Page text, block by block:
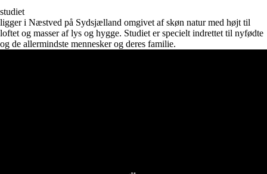
børn/familie
studiet
ligger i Næstved på Sydsjælland omgivet af skøn natur med højt til
loftet og masser af lys og hygge. Studiet er specielt indrettet til nyfødte
og de allermindste mennesker og deres familie.